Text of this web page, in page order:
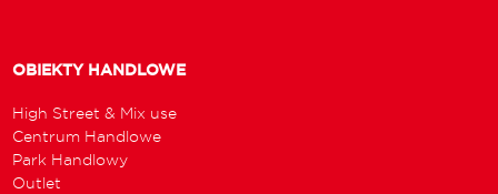
OBIEKTY HANDLOWE
High Street & Mix use
Centrum Handlowe
Park Handlowy
Outlet